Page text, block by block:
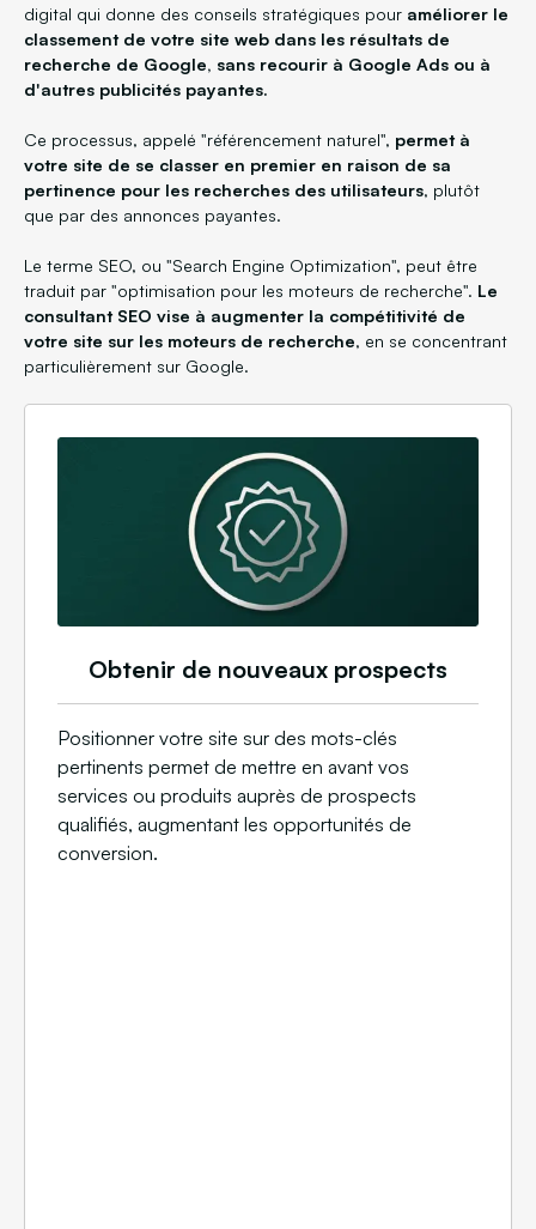
digital qui donne des conseils stratégiques pour améliorer le
classement de votre site web dans les résultats de
recherche de Google, sans recourir à Google Ads ou à
d'autres publicités payantes.
Ce processus, appelé "référencement naturel", permet à
votre site de se classer en premier en raison de sa
pertinence pour les recherches des utilisateurs, plutôt
que par des annonces payantes.
Le terme SEO, ou "Search Engine Optimization", peut être
traduit par "optimisation pour les moteurs de recherche". Le
consultant SEO vise à augmenter la compétitivité de
votre site sur les moteurs de recherche, en se concentrant
particulièrement sur Google.
Obtenir de nouveaux prospects
Positionner votre site sur des mots-clés
pertinents permet de mettre en avant vos
services ou produits auprès de prospects
qualifiés, augmentant les opportunités de
conversion.